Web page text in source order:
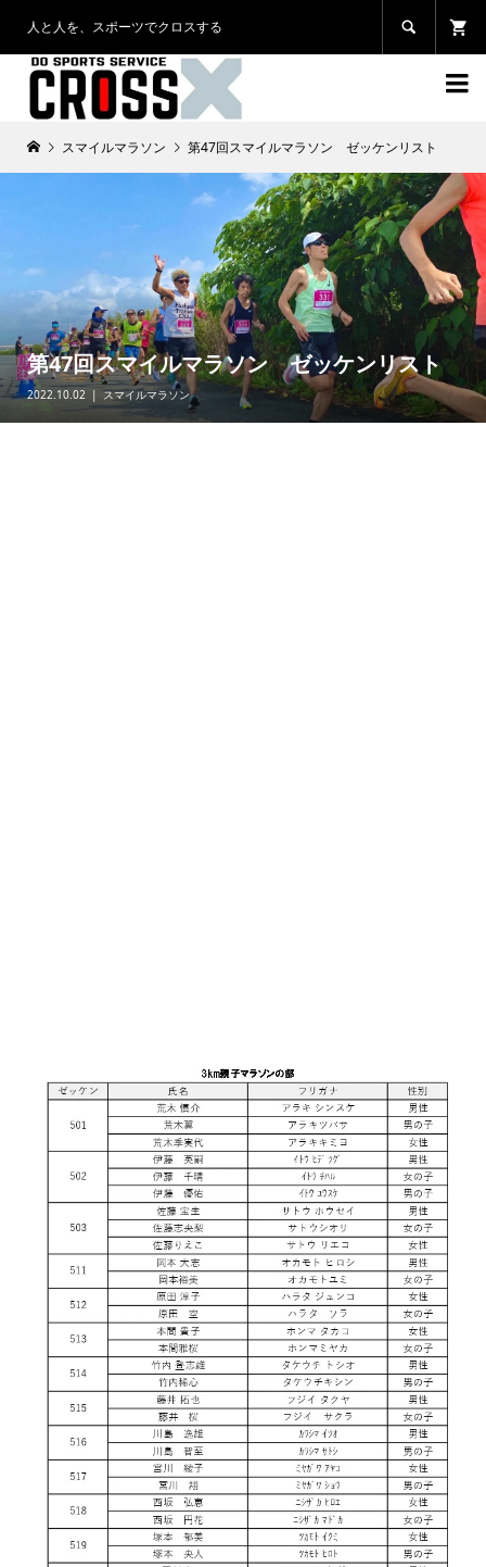
人と人を、スポーツでクロスする 

スマイルマラソン 第47回スマイルマラソン ゼッケンリスト
第47回スマイルマラソン ゼッケンリスト
2022.10.02 スマイルマラソン